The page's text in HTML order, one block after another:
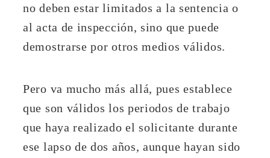
no deben estar limitados a la sentencia o
al acta de inspección, sino que puede
demostrarse por otros medios válidos.
Pero va mucho más allá, pues establece
que son válidos los periodos de trabajo
que haya realizado el solicitante durante
ese lapso de dos años, aunque hayan sido